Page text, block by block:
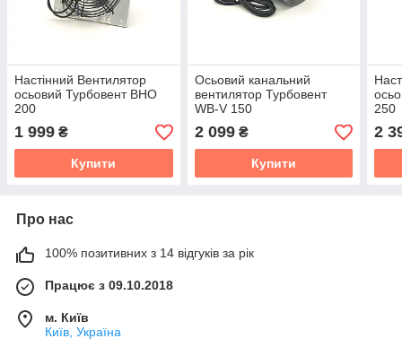
Настінний Вентилятор
осьовий Турбовент ВНО
200
1 999 ₴
Купити
Осьовий канальний
вентилятор Турбовент
WB-V 150
2 099₴
Купити
250
2
Про нас
100% позитивних з 14 відгуків за рік
Працює з 09.10.2018
м. Київ
Київ, Україна